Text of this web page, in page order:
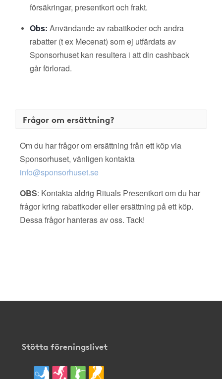
försäkringar, presentkort och frakt.
Obs: Användande av rabattkoder och andra
rabatter (t ex Mecenat) som ej utfärdats av
Sponsorhuset kan resultera i att din cashback
går förlorad.
Frågor om ersättning?
Om du har frågor om ersättning från ett köp via
Sponsorhuset, vänligen kontakta
info@sponsorhuset.se
OBS: Kontakta aldrig Rituals Presentkort om du har
frågor kring rabattkoder eller ersättning på ett köp.
Dessa frågor hanteras av oss. Tack!
Stötta föreningslivet